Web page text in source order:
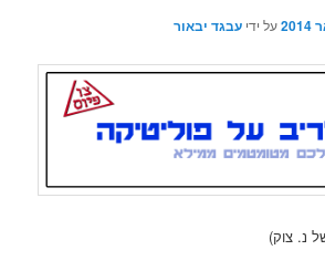
על ידיעבגד יבאור
נ. צוק)